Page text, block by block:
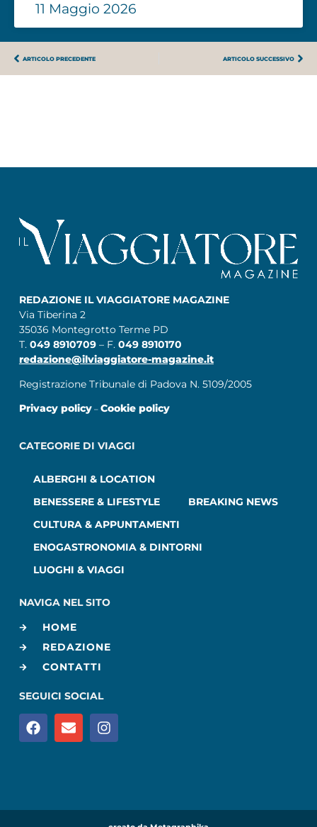
11 Maggio 2026
ARTICOLO PRECEDENTE ARTICOLO SUCCESSIVO
REDAZIONE IL VIAGGIATORE MAGAZINE
Via Tiberina 2
35036 Montegrotto Terme PD
T. 049 8910709 – F. 049 8910170
redazione@ilviaggiatore-magazine.it
Registrazione Tribunale di Padova N. 5109/2005
Privacy policy– Cookie policy
CATEGORIE DI VIAGGI
ALBERGHI & LOCATION
BENESSERE & LIFESTYLE
BREAKING NEWS
CULTURA & APPUNTAMENTI
ENOGASTRONOMIA & DINTORNI
LUOGHI & VIAGGI
NAVIGA NEL SITO
HOME
REDAZIONE
CONTATTI
SEGUICI SOCIAL